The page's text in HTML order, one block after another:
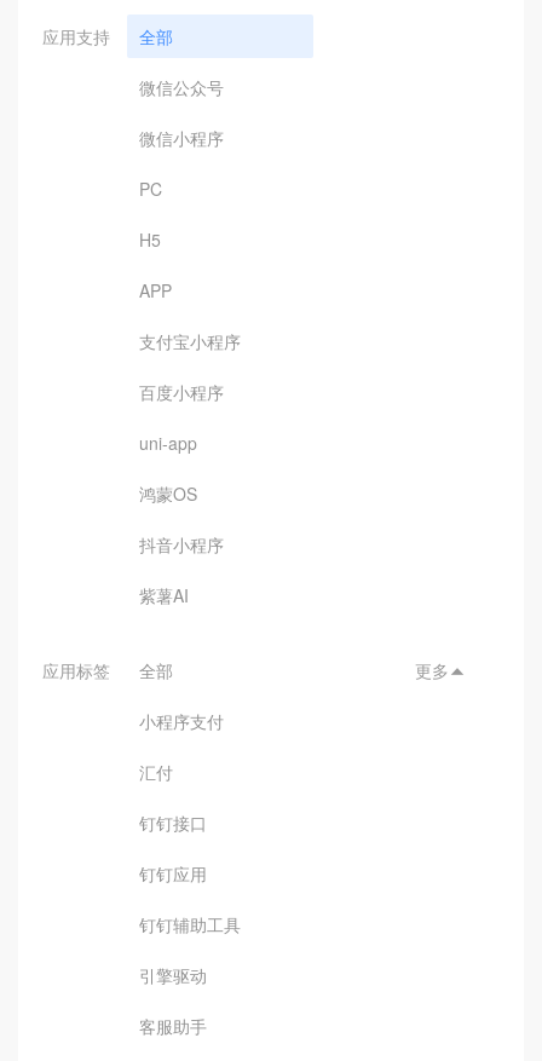
应用支持 全部
微信公众号
微信小程序
PC
H5
APP
支付宝小程序
百度小程序
uni-app
鸿蒙OS
抖音小程序
紫薯AI
应用标签 全部
小程序支付
汇付
钉钉接口
钉钉应用
钉钉辅助工具
引擎驱动
客服助手
更多 